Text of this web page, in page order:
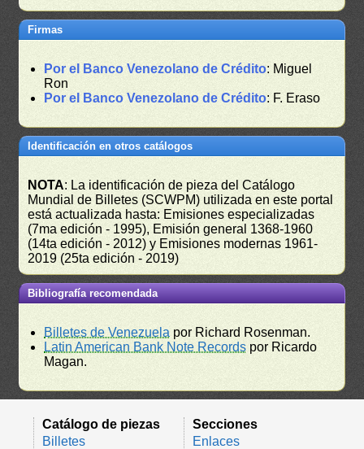
Firmas
Por el Banco Venezolano de Crédito: Miguel
Ron
Por el Banco Venezolano de Crédito: F. Eraso
Identificación en otros catálogos
NOTA: La identificación de pieza del Catálogo
Mundial de Billetes (SCWPM) utilizada en este portal
está actualizada hasta: Emisiones especializadas
(7ma edición - 1995), Emisión general 1368-1960
(14ta edición - 2012) y Emisiones modernas 1961-
2019 (25ta edición - 2019)
Bibliografía recomendada
Billetes de Venezuela por Richard Rosenman.
Latin American Bank Note Records por Ricardo
Magan.
Catálogo de piezas
Billetes
Secciones
Enlaces